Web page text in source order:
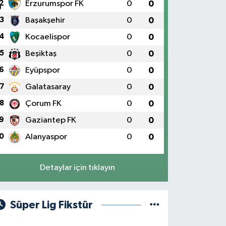
Erzurumspor FK 0 0
3 Başakşehir 0 0
Kocaelispor 0 0
5 Beşiktaş 0 0
Eyüpspor 0 0
7 Galatasaray 0 0
8 Çorum FK 0 0
Gaziantep FK 0 0
Alanyaspor 0 0
Detaylar için tıklayın
Süper Lig Fikstür